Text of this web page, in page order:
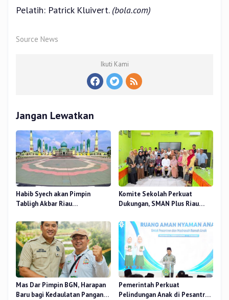
Pelatih: Patrick Kluivert. (bola.com)
Source News
Ikuti Kami
Jangan Lewatkan
Habib Syech akan Pimpin
Tabligh Akbar Riau
Nur, Besok
Komite Sekolah Perkuat
Dukungan, SMAN Plus Riau
Pendidikan
Mas Dar Pimpin BGN, Harapan
Baru bagi Kedaulatan Pangan
Pemerintah Perkuat
Pelindungan Anak di Pesantren